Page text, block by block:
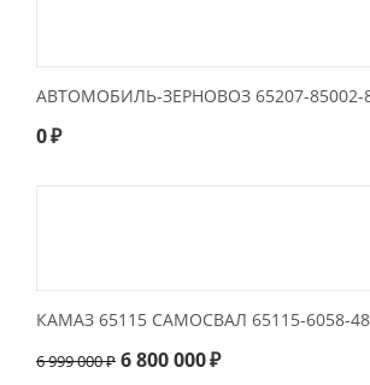
АВТОМОБИЛЬ-ЗЕРНОВОЗ 65207-85002-
0₽
КАМАЗ 65115 САМОСВАЛ 65115-6058-48
6 999 000₽ 6 800 000₽